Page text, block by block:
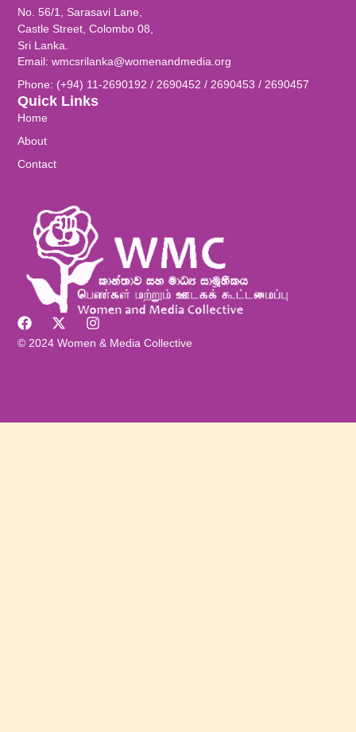
© 2024 Women & Media Collective
Quick Links
Home
About
Contact
No. 56/1, Sarasavi Lane,
Castle Street, Colombo 08,
Sri Lanka.
Email: wmcsrilanka@womenandmedia.org
Phone: (+94) 11-2690192 / 2690452 / 2690453 / 2690457